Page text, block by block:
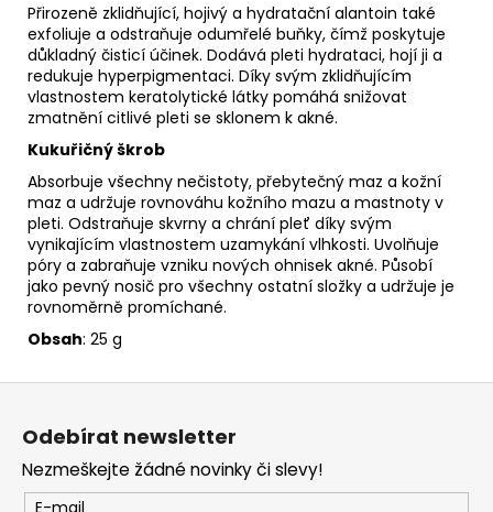
Přirozeně zklidňující, hojivý a hydratační alantoin také
exfoliuje a odstraňuje odumřelé buňky, čímž poskytuje
důkladný čisticí účinek. Dodává pleti hydrataci, hojí ji a
redukuje hyperpigmentaci. Díky svým zklidňujícím
vlastnostem keratolytické látky pomáhá snižovat
zmatnění citlivé pleti se sklonem k akné.
Kukuřičný škrob
Absorbuje všechny nečistoty, přebytečný maz a kožní
maz a udržuje rovnováhu kožního mazu a mastnoty v
pleti. Odstraňuje skvrny a chrání pleť díky svým
vynikajícím vlastnostem uzamykání vlhkosti. Uvolňuje
póry a zabraňuje vzniku nových ohnisek akné. Působí
jako pevný nosič pro všechny ostatní složky a udržuje je
rovnoměrně promíchané.
Obsah: 25 g
Z
Odebírat newsletter
Nezmeškejte žádné novinky či slevy!